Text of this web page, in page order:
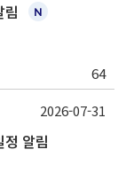
64
알림
2026-07-31